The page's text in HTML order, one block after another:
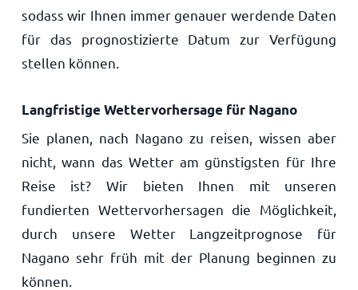
sodass wir Ihnen immer genauer werdende Daten
für das prognostizierte Datum zur Verfügung
stellen können.
Langfristige Wettervorhersage für Nagano
Sie planen, nach Nagano zu reisen, wissen aber
nicht, wann das Wetter am günstigsten für Ihre
Reise ist? Wir bieten Ihnen mit unseren
fundierten Wettervorhersagen die Möglichkeit,
durch unsere Wetter Langzeitprognose für
Nagano sehr früh mit der Planung beginnen zu
können.